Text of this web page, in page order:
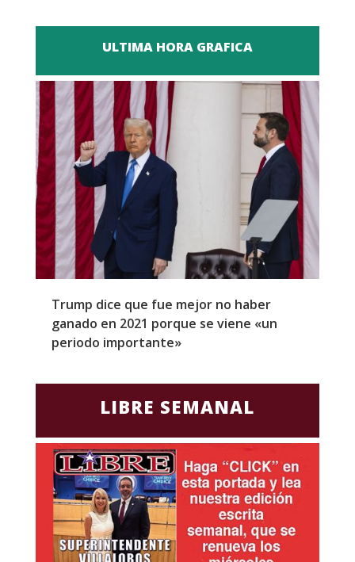
ULTIMA HORA GRAFICA
Trump dice que fue mejor no haber
ganado en 2021 porque se viene «un
periodo importante»
LIBRE SEMANAL